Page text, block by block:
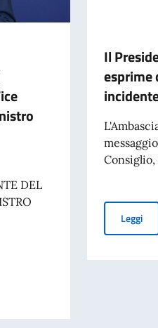
DEL
della tragedia di Marcinelle –
Il
esprime
Consiglio,
LeggiIl